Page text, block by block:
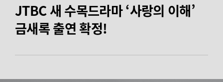
JTBC 새 수목드라마 ‘사랑의 이해’
금새록 출연 확정!